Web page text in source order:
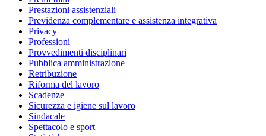
Prestazioni assistenziali
Previdenza complementare e assistenza integrativa
Privacy
Professioni
Provvedimenti disciplinari
Pubblica amministrazione
Retribuzione
Riforma del lavoro
Scadenze
Sicurezza e igiene sul lavoro
Sindacale
Spettacolo e sport